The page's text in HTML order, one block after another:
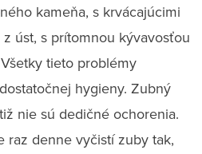
kameňa, s krvácajúcimi
úst, s prítomnou kývavosťou
tieto problémy
hygieny. Zubný
nie sú dedičné ochorenia.
raz denne vyčistí zuby tak,